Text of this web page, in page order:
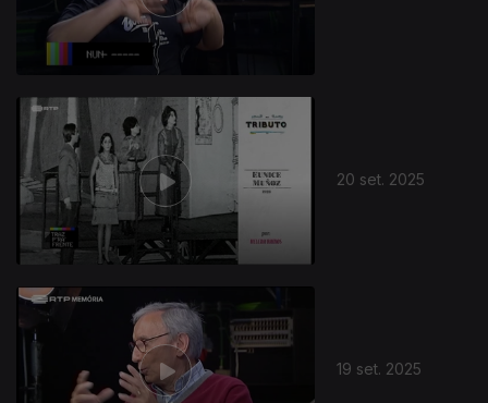
20 set. 2025
19 set. 2025